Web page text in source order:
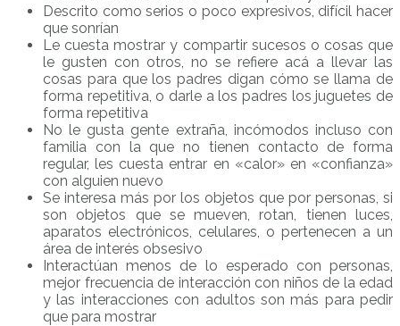
Descrito como serios o poco expresivos, difícil hacer
que sonrían
Le cuesta mostrar y compartir sucesos o cosas que
le gusten con otros, no se refiere acá a llevar las
cosas para que los padres digan cómo se llama de
forma repetitiva, o darle a los padres los juguetes de
forma repetitiva
No le gusta gente extraña, incómodos incluso con
familia con la que no tienen contacto de forma
regular, les cuesta entrar en «calor» en «confianza»
con alguien nuevo
Se interesa más por los objetos que por personas, si
son objetos que se mueven, rotan, tienen luces,
aparatos electrónicos, celulares, o pertenecen a un
área de interés obsesivo
Interactúan menos de lo esperado con personas,
mejor frecuencia de interacción con niños de la edad
y las interacciones con adultos son más para pedir
que para mostrar